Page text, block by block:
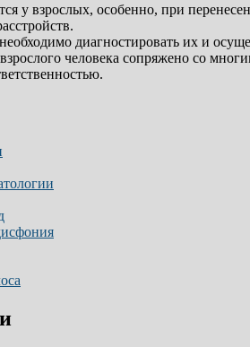
у взрослых, особенно, при
диагностировать их и
человека сопряжено со